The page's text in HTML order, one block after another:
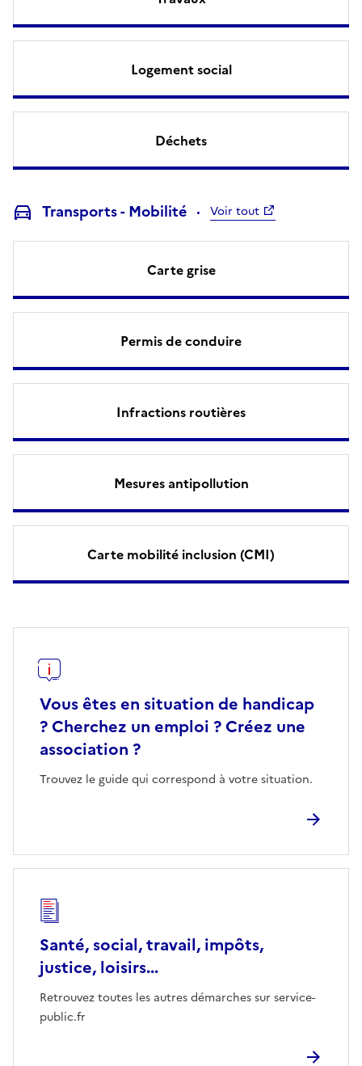
Logement social
Déchets
Transports - Mobilité Voir tout
Carte grise
Permis de conduire
Infractions routières
Mesures antipollution
Carte mobilité inclusion (CMI)
Vous êtes en situation de handicap
? Cherchez un emploi ? Créez une
association ?
Trouvez le guide qui correspond à votre situation.
Santé, social, travail, impôts,
justice, loisirs...
Retrouvez toutes les autres démarches sur service-
public.fr